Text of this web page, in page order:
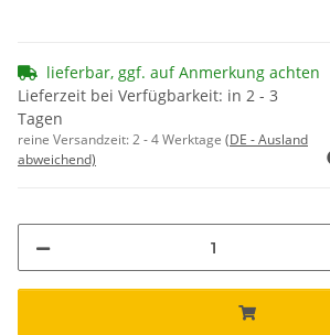
lieferbar, ggf. auf Anmerkung achten
Lieferzeit bei Verfügbarkeit: in 2 - 3
Tagen
reine Versandzeit:2 - 4 Werktage (DE - Ausland
abweichend)